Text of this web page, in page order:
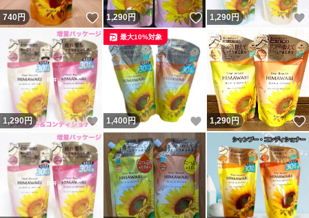
740円 いいね！
1,290円 いいね！
1,290円
1,290円 いいね！
1,400 円 いいね！
最大10%対象
1,290円